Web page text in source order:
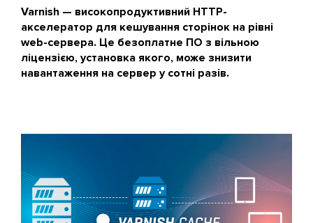
Varnish — високопродуктивний HTTP-
акселератор для кешування сторінок на рівні
web-сервера. Це безоплатне ПО з вільною
ліцензією, установка якого, може знизити
навантаження на сервер у сотні разів.